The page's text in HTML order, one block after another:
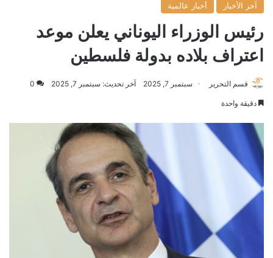
آخر الأخبار أخبار عالمية
رئيس الوزراء اليوناني يعلن موعد
اعتراف بلاده بدولة فلسطين
قسم التحرير سبتمبر 7, 2025 آخر تحديث: سبتمبر 7, 2025 0
دقيقة واحدة